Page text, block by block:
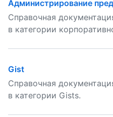
Администрирование
Справочная
в категории
Gist
Справочная
в категории Gists.